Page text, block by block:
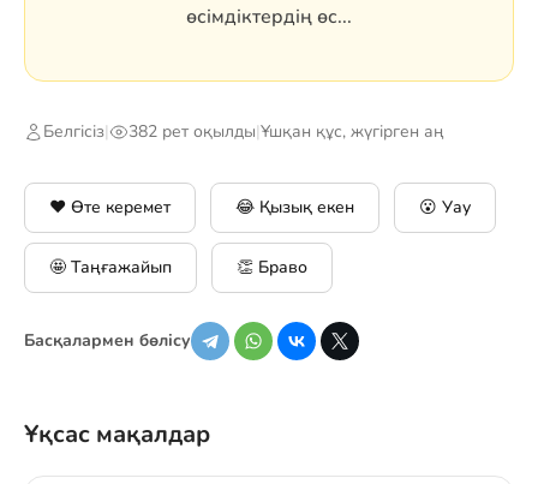
өсімдіктердің өс...
Белгісіз| 382 рет оқылды|Ұшқан құс, жүгірген аң
❤️ Өте керемет 😂 Қызық екен 😮 Уау
🤩 Таңғажайып 👏 Браво
Басқалармен бөлісу
Ұқсас мақалдар